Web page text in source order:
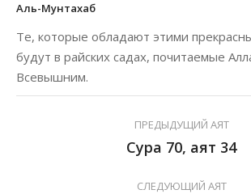
Аль-Мунтахаб
Те, которые обладают этими
будут в райских садах, почитаемые
Всевышним.
ПРЕДЫДУЩИЙ АЯТ
Сура 70, аят 34
СЛЕДУЮЩИЙ АЯТ